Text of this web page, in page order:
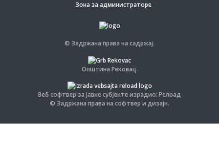
Зона за администраторе
© Задржана права на садржај.
Општина Рековац.
Веб софтвер за јавне субјекте израдио: Релоад
© Задржана права на софтвер и дизајн.